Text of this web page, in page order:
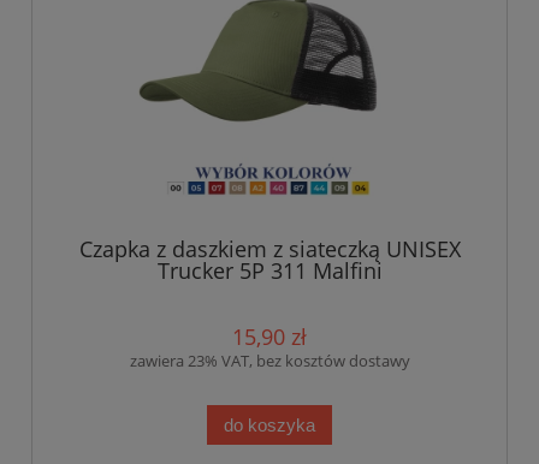
Czapka z daszkiem z siateczką UNISEX
Trucker 5P 311 Malfini
15,90 zł
zawiera 23% VAT, bez kosztów dostawy
do koszyka